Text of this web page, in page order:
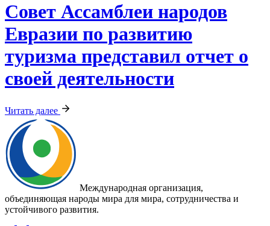
Совет Ассамблеи народов
Евразии по развитию
туризма представил отчет о
своей деятельности
Читать далее
Международная организация,
объединяющая народы мира для мира, сотрудничества и
устойчивого развития.